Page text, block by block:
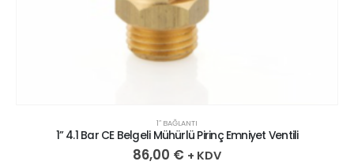
1″ BAĞLANTI
1” 4.1 Bar CE Belgeli Mühürlü Pirinç Emniyet Ventili
86,00 € + KDV